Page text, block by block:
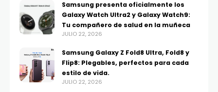
Samsung presenta oficialmente los
Galaxy Watch Ultra2 y Galaxy Watch9:
Tu compañero de salud en la muñeca
JULIO 22, 2026
Samsung Galaxy Z Fold8 Ultra, Fold8 y
Flip8: Plegables, perfectos para cada
estilo de vida.
JULIO 22, 2026